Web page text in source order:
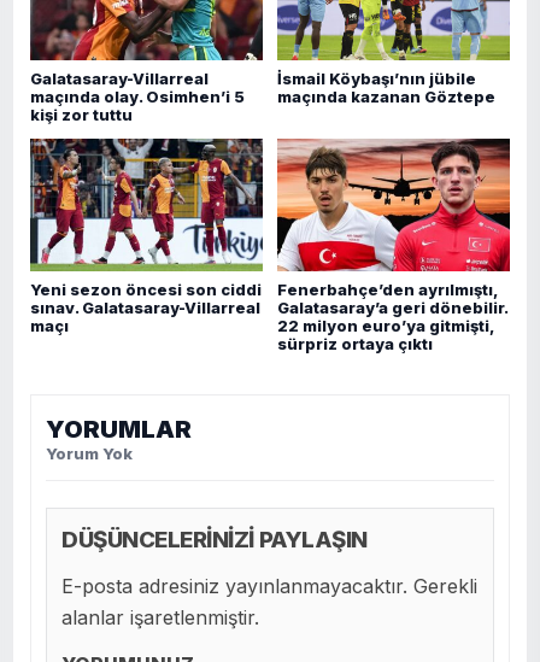
Galatasaray-Villarreal
maçında olay. Osimhen’i 5
kişi zor tuttu
İsmail Köybaşı’nın jübile
maçında kazanan Göztepe
Yeni sezon öncesi son ciddi
sınav. Galatasaray-Villarreal
maçı
Fenerbahçe’den ayrılmıştı,
Galatasaray’a geri dönebilir.
22 milyon euro’ya gitmişti,
sürpriz ortaya çıktı
YORUMLAR
Yorum Yok
DÜŞÜNCELERİNİZİ PAYLAŞIN
E-posta adresiniz yayınlanmayacaktır. Gerekli
alanlar işaretlenmiştir.